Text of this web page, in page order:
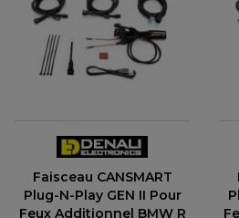
Faisceau CANSMART
Plug-N-Play GEN II Pour
Feux Additionnel BMW R